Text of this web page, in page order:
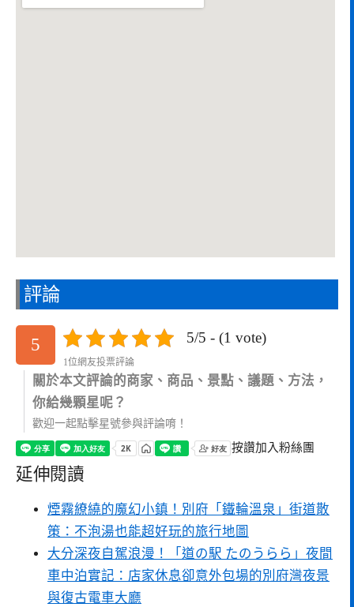
評論
5 5/5 - (1 vote)
1位網友投票評論
關於本文評論的商家、商品、景點、議題、方法，
你給幾顆星呢？
歡迎一起點擊星號參與評論唷！
按讚加入粉絲團
延伸閱讀
煙霧繚繞的魔幻小鎮！別府「鐵輪溫泉」街道散
策：不泡湯也能超好玩的旅行地圖
大分深夜自駕浪漫！「道の駅 たのうらら」夜間
車中泊實記：店家休息卻意外包場的別府灣夜景
與復古電車大廳